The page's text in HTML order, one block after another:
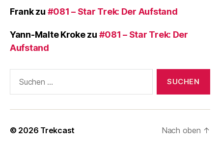
Frankzu #081 – Star Trek: Der Aufstand
Yann-Malte Krokezu #081 – Star Trek: Der
Aufstand
nach:
© 2026 Trekcast Nach oben ↑